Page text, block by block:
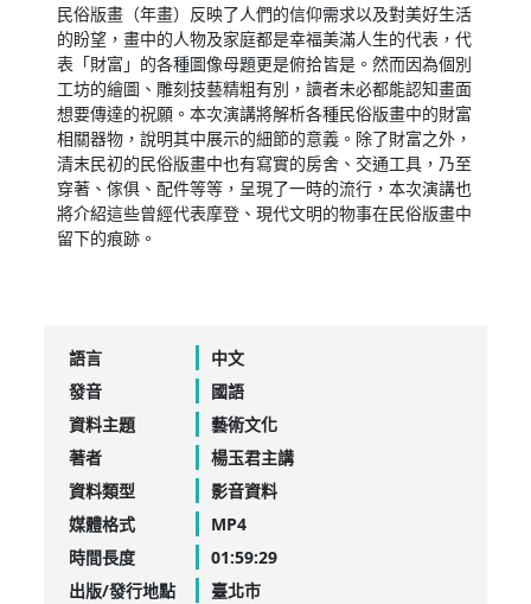
民俗版畫（年畫）反映了人們的信仰需求以及對美好生活
的盼望，畫中的人物及家庭都是幸福美滿人生的代表，代
表「財富」的各種圖像母題更是俯拾皆是。然而因為個別
工坊的繪圖、雕刻技藝精粗有別，讀者未必都能認知畫面
想要傳達的祝願。本次演講將解析各種民俗版畫中的財富
相關器物，說明其中展示的細節的意義。除了財富之外，
清末民初的民俗版畫中也有寫實的房舍、交通工具，乃至
穿著、傢俱、配件等等，呈現了一時的流行，本次演講也
將介紹這些曾經代表摩登、現代文明的物事在民俗版畫中
留下的痕跡。
語言
中文
發音
國語
資料主題
藝術文化
著者
楊玉君主講
資料類型
影音資料
媒體格式
MP4
時間長度
01:59:29
出版/發行地點
臺北市